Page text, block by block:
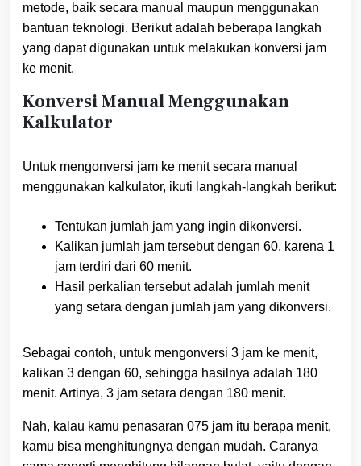
metode, baik secara manual maupun menggunakan
bantuan teknologi. Berikut adalah beberapa langkah
yang dapat digunakan untuk melakukan konversi jam
ke menit.
Konversi Manual Menggunakan
Kalkulator
Untuk mengonversi jam ke menit secara manual
menggunakan kalkulator, ikuti langkah-langkah berikut:
Tentukan jumlah jam yang ingin dikonversi.
Kalikan jumlah jam tersebut dengan 60, karena 1
jam terdiri dari 60 menit.
Hasil perkalian tersebut adalah jumlah menit
yang setara dengan jumlah jam yang dikonversi.
Sebagai contoh, untuk mengonversi 3 jam ke menit,
kalikan 3 dengan 60, sehingga hasilnya adalah 180
menit. Artinya, 3 jam setara dengan 180 menit.
Nah, kalau kamu penasaran 075 jam itu berapa menit,
kamu bisa menghitungnya dengan mudah. Caranya